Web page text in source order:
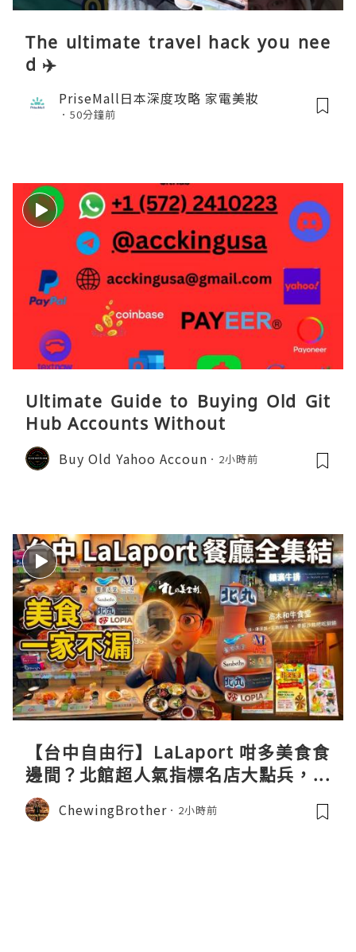
The ultimate travel hack you nee
d ✈️
PriseMall日本深度攻略 家電美妝
50分鐘前
Ultimate Guide to Buying Old Git
Hub Accounts Without
Buy Old Yahoo Accoun 2小時前
【台中自由行】LaLaport 咁多美食食
邊間？北館超人氣指標名店大點兵，深
度實測日本直送「北丸」職人料理與南
館 LOPIA 超市神級熟食區！
ChewingBrother 2小時前